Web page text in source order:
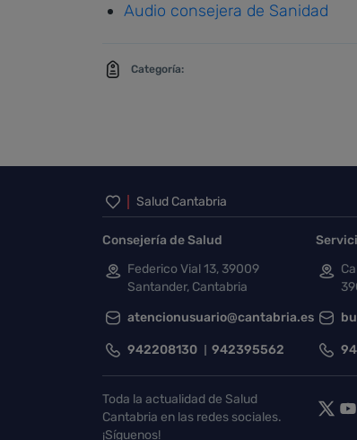
Audio consejera de Sanidad
Categoría:
Inicio del pie de
Salud Cantabria
Consejería de Salud
Federico Vial 13, 39009
Santander, Cantabria
atencionusuario@cantabria.es
942208130 942395562
Toda la actualidad de Salud
Cantabria en las redes sociales.
¡Síguenos!